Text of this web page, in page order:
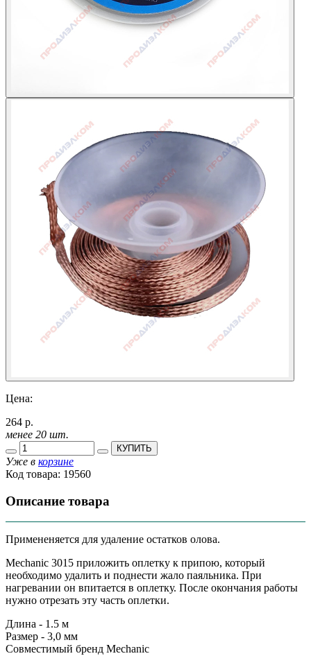
Цена:
264 р.
менее 20 шт.
КУПИТЬ
Уже в корзине
Код товара: 19560
Описание товара
Примененяется для удаление остатков олова.
Mechanic 3015 приложить оплетку к припою, который
необходимо удалить и поднести жало паяльника. При
нагревании он впитается в оплетку. После окончания работы
нужно отрезать эту часть оплетки.
Длина - 1.5 м
Размер - 3,0 мм
Совместимый бренд Mechanic